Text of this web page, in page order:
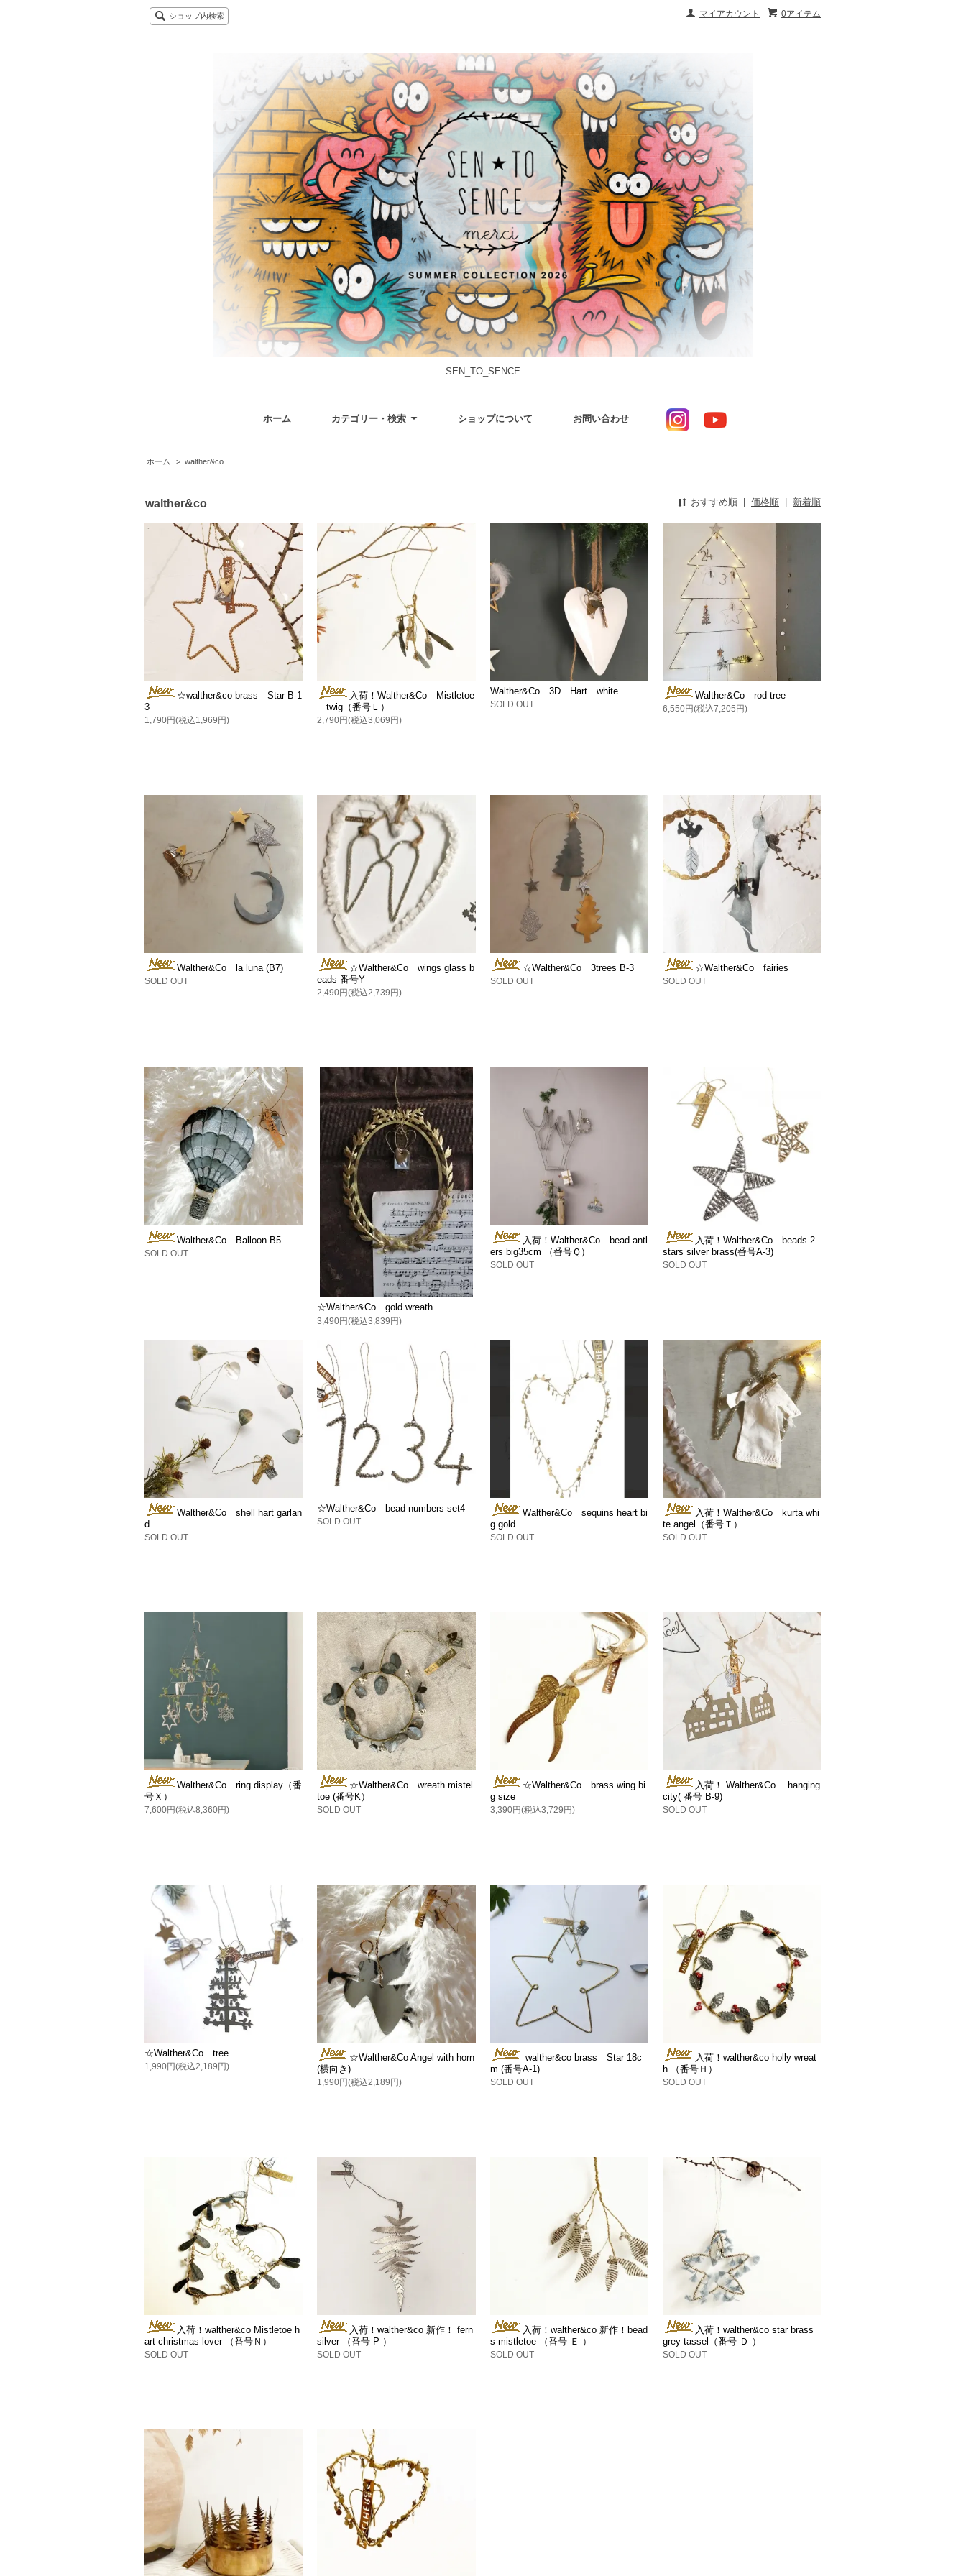
0アイテム
マイアカウント
ショップ内検索
SEN_TO_SENCE
ホーム カテゴリー・検索 ショップについて お問い合わせ
ホーム > walther&co
walther&co おすすめ順 価格順 新着順
☆walther&co brass Star B-1
3
1,790円(税込1,969円)
入荷！Walther&Co Mistletoe
twig（番号Ｌ）
2,790円(税込3,069円)
Walther&Co 3D Hart white
SOLD OUT
Walther&Co rod tree
6,550円(税込7,205円)
Walther&Co la luna (B7)
SOLD OUT
☆Walther&Co wings glass b
eads 番号Y
2,490円(税込2,739円)
☆Walther&Co 3trees B-3
SOLD OUT
☆Walther&Co fairies
SOLD OUT
Walther&Co Balloon B5
SOLD OUT
☆Walther&Co gold wreath
3,490円(税込3,839円)
入荷！Walther&Co bead antl
ers big35cm （番号Ｑ）
SOLD OUT
入荷！Walther&Co beads 2
stars silver brass(番号A-3)
SOLD OUT
Walther&Co shell hart garlan
d
SOLD OUT
☆Walther&Co bead numbers set4
SOLD OUT
Walther&Co sequins heart bi
g gold
SOLD OUT
入荷！Walther&Co kurta whi
te angel（番号Ｔ）
SOLD OUT
Walther&Co ring display（番
号Ｘ）
7,600円(税込8,360円)
☆Walther&Co wreath mistel
toe (番号K）
SOLD OUT
☆Walther&Co brass wing bi
g size
3,390円(税込3,729円)
入荷！ Walther&Co hanging
city( 番号 B-9)
SOLD OUT
☆Walther&Co tree
1,990円(税込2,189円)
☆Walther&Co Angel with horn
(横向き)
1,990円(税込2,189円)
walther&co brass Star 18c
m (番号A-1)
SOLD OUT
入荷！walther&co holly wreat
h （番号Ｈ）
SOLD OUT
入荷！walther&co Mistletoe h
art christmas lover （番号Ｎ）
SOLD OUT
入荷！walther&co 新作！ fern
silver （番号 P ）
SOLD OUT
入荷！walther&co 新作！bead
s mistletoe （番号 Ｅ ）
SOLD OUT
入荷！walther&co star brass
grey tassel（番号 Ｄ ）
SOLD OUT